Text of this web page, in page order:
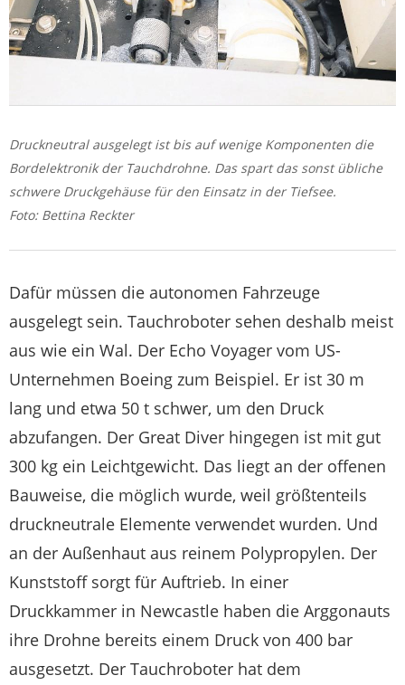
Druckneutral ausgelegt ist bis auf wenige Komponenten die
Bordelektronik der Tauchdrohne. Das spart das sonst übliche
schwere Druckgehäuse für den Einsatz in der Tiefsee.
Foto: Bettina Reckter
Dafür müssen die autonomen Fahrzeuge
ausgelegt sein. Tauchroboter sehen deshalb meist
aus wie ein Wal. Der Echo Voyager vom US-
Unternehmen Boeing zum Beispiel. Er ist 30 m
lang und etwa 50 t schwer, um den Druck
abzufangen. Der Great Diver hingegen ist mit gut
300 kg ein Leichtgewicht. Das liegt an der offenen
Bauweise, die möglich wurde, weil größtenteils
druckneutrale Elemente verwendet wurden. Und
an der Außenhaut aus reinem Polypropylen. Der
Kunststoff sorgt für Auftrieb. In einer
Druckkammer in Newcastle haben die Arggonauts
ihre Drohne bereits einem Druck von 400 bar
ausgesetzt. Der Tauchroboter hat dem